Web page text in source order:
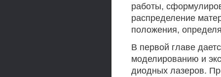
работы,
распределение
положения,
В первой главе
моделированию и
диодных лазеров.